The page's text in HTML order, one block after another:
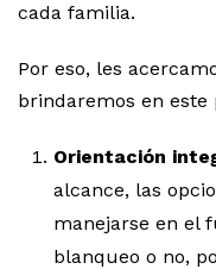
cada familia.
Por eso, les
brindaremos en este
Orientación
alcance, las
manejarse en el
blanqueo o no,